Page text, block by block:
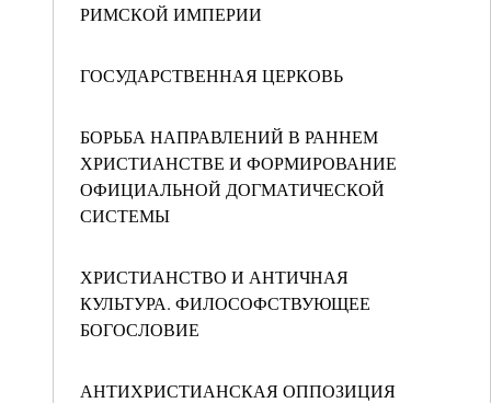
РИМСКОЙ ИМПЕРИИ
ГОСУДАРСТВЕННАЯ ЦЕРКОВЬ
БОРЬБА НАПРАВЛЕНИЙ В РАННЕМ
ХРИСТИАНСТВЕ И ФОРМИРОВАНИЕ
ОФИЦИАЛЬНОЙ ДОГМАТИЧЕСКОЙ
СИСТЕМЫ
ХРИСТИАНСТВО И АНТИЧНАЯ
КУЛЬТУРА. ФИЛОСОФСТВУЮЩЕЕ
БОГОСЛОВИЕ
АНТИХРИСТИАНСКАЯ ОППОЗИЦИЯ